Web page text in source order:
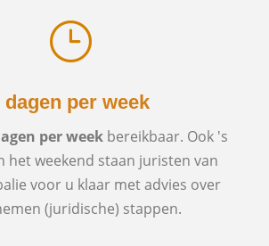
}
dagen per week
per week bereikbaar. Ook 's
het weekend staan juristen van
voor u klaar met advies over
(juridische) stappen.